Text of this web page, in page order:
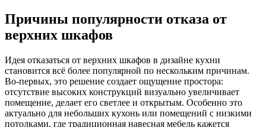
Причины популярности отказа от
верхних шкафов
Идея отказаться от верхних шкафов в дизайне кухни
становится всё более популярной по нескольким причинам.
Во-первых, это решение создает ощущение простора:
отсутствие высоких конструкций визуально увеличивает
помещение, делает его светлее и открытым. Особенно это
актуально для небольших кухонь или помещений с низкими
потолками, где традиционная навесная мебель кажется